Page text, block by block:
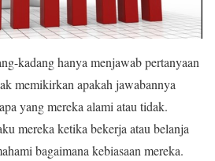
kadang hanya menjawab pertanyaan
memikirkan apakah jawabannya
yang mereka alami atau tidak.
mereka ketika bekerja atau belanja
bagaimana kebiasaan mereka.